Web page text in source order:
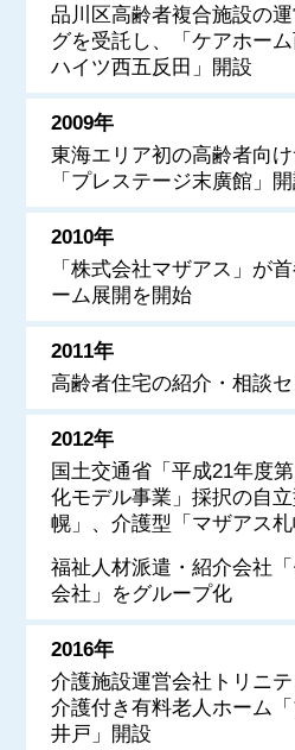
品川区高齢者複合施設の
グを受託し、
「ケアホー
ハイツ西五反田」開設
2009年
東海エリア初の高齢者向
「プレステージ末廣館」
2010年
「株式会社マザアス」が
ーム展開を開始
2011年
高齢者住宅の紹介・相談
2012年
国土交通省「平成21年度
化モデル事業」採択の自
幌」、介護型「マザアス
福祉人材派遣・紹介会社
会社」をグループ化
2016年
介護施設運営会社トリニ
介護付き有料老人ホーム
井戸」開設